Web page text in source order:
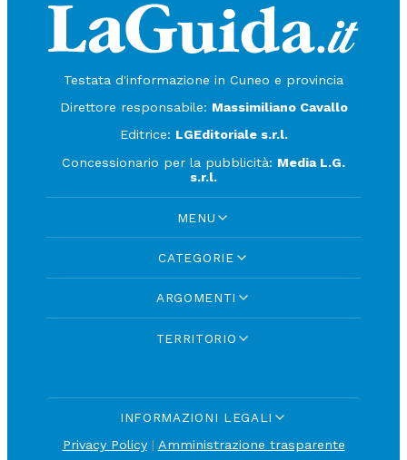
Testata d'informazione in Cuneo e provincia
Direttore responsabile: Massimiliano Cavallo
Editrice: LGEditoriale s.r.l.
Concessionario per la pubblicità: Media L.G.
s.r.l.
MENU
CATEGORIE
ARGOMENTI
TERRITORIO
INFORMAZIONI LEGALI
Privacy Policy| Amministrazione trasparente